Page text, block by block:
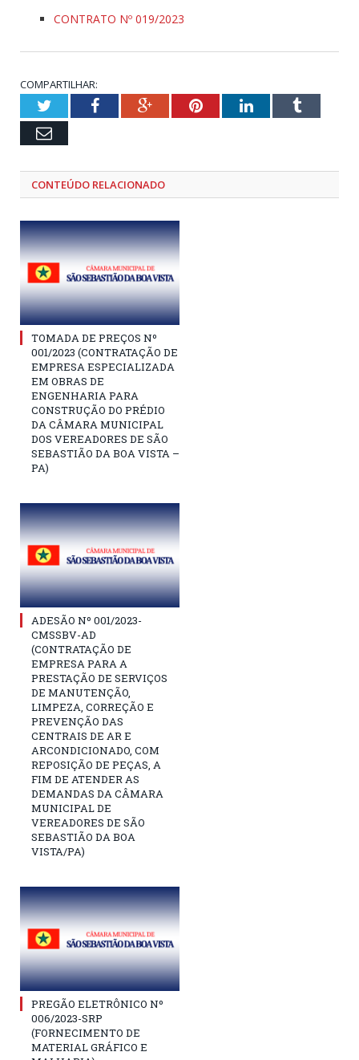
CONTRATO Nº 019/2023
COMPARTILHAR:
TwitterFacebookGoogle+PinterestLinkedInTumblr
Email
CONTEÚDO RELACIONADO
TOMADA DE PREÇOS Nº
001/2023 (CONTRATAÇÃO DE
EMPRESA ESPECIALIZADA
EM OBRAS DE
ENGENHARIA PARA
CONSTRUÇÃO DO PRÉDIO
DA CÂMARA MUNICIPAL
DOS VEREADORES DE SÃO
SEBASTIÃO DA BOA VISTA –
PA)
ADESÃO Nº 001/2023-
CMSSBV-AD
(CONTRATAÇÃO DE
EMPRESA PARA A
PRESTAÇÃO DE SERVIÇOS
DE MANUTENÇÃO,
LIMPEZA, CORREÇÃO E
PREVENÇÃO DAS
CENTRAIS DE AR E
ARCONDICIONADO, COM
REPOSIÇÃO DE PEÇAS, A
FIM DE ATENDER AS
DEMANDAS DA CÂMARA
MUNICIPAL DE
VEREADORES DE SÃO
SEBASTIÃO DA BOA
VISTA/PA)
PREGÃO ELETRÔNICO Nº
006/2023-SRP
(FORNECIMENTO DE
MATERIAL GRÁFICO E